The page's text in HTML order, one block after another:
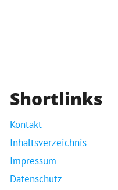
Shortlinks
Kontakt
Inhaltsverzeichnis
Impressum
Datenschutz